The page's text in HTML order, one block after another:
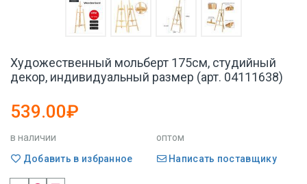
Художественный мольберт 175см, студийный
декор, индивидуальный размер (арт. 04111638)
539.00₽
в наличии
оптом
Добавить в избранное
Написать поставщику